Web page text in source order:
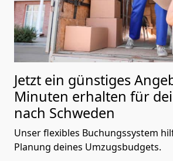
Jetzt ein günstiges
Minuten erhalten für
nach Schweden
Unser flexibles Buchungssystem
Planung deines Umzugsbudgets.